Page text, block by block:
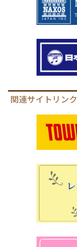
関連サイトリンク